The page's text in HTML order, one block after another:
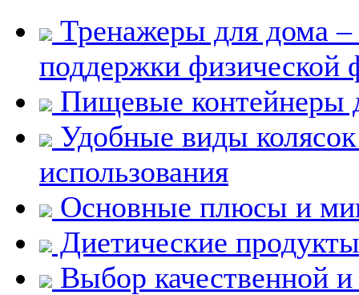
Тренажеры для дома
поддержки физической
Пищевые контейнеры
Удобные виды
использования
Основные плюсы и
Диетические
Выбор качественной